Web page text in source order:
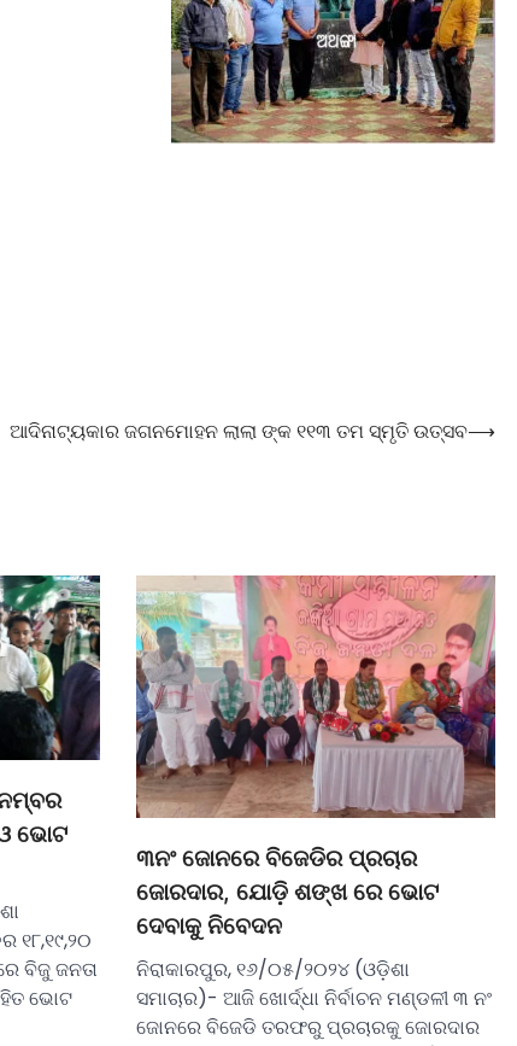
ଆଦିନାଟ୍ୟକାର ଜଗନମୋହନ ଲାଲା ଙ୍କ ୧୧୩ ତମ ସ୍ମୃତି ଉତ୍ସବ⟶
ଓ ଭୋଟ
୧୮,୧୯,୨୦
ବିଜୁ ଜନତା
ଭୋଟ
୩ନଂ ଜୋନରେ ବିଜେଡିର ପ୍ରଚାର
ଜୋରଦାର, ଯୋଡ଼ି ଶଙ୍ଖ ରେ ଭୋଟ
ଦେବାକୁ ନିବେଦନ
ନିରାକାରପୁର, ୧୬/୦୫/୨୦୨୪ (ଓଡ଼ିଶା
ସମାଚାର)- ଆଜି ଖୋର୍ଦ୍ଧା ନିର୍ବାଚନ ମଣ୍ଡଳୀ ୩ ନଂ
ଜୋନରେ ବିଜେଡି ତରଫରୁ ପ୍ରଚାରକୁ ଜୋରଦାର